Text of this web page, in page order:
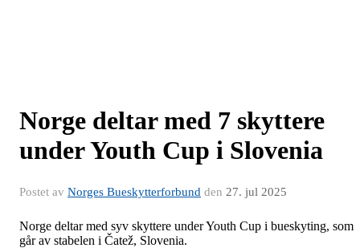
Norge deltar med 7 skyttere
under Youth Cup i Slovenia
Postet av Norges Bueskytterforbund den 27. jul 2025
Norge deltar med syv skyttere under Youth Cup i bueskyting, som
går av stabelen i Čatež, Slovenia.